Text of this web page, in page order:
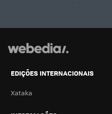
EDIÇÕES INTERNACIONAIS
Xataka